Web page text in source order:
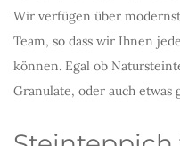
Wir verfügen über
Team, so dass wir Ihnen
können. Egal ob
Granulate, oder auch etwas